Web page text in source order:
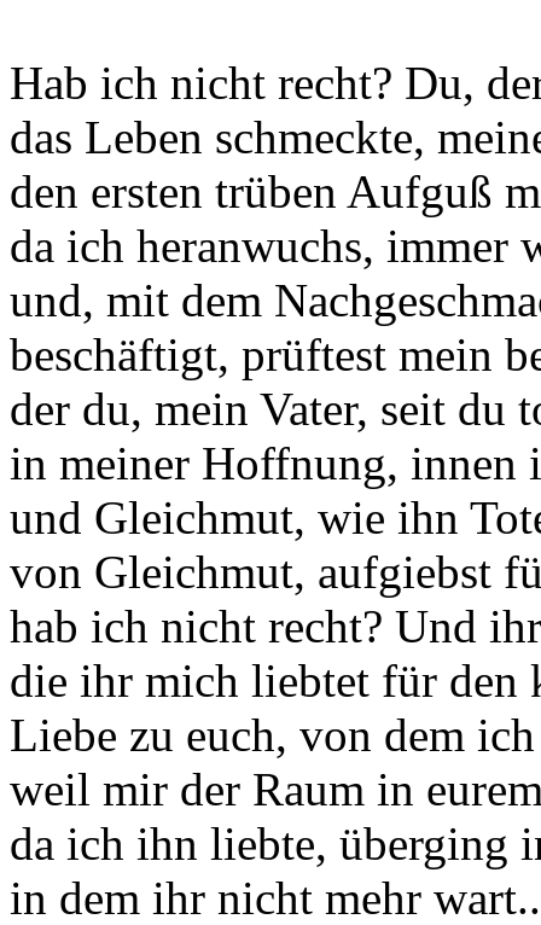
Hab ich nicht recht? Du,
das Leben schmeckte,
den ersten trüben Aufguß
da ich heranwuchs, immer
und, mit dem
beschäftigt, prüftest mein
der du, mein Vater, seit du
in meiner Hoffnung, innen
und Gleichmut, wie ihn
von Gleichmut, aufgiebst
hab ich nicht recht? Und
die ihr mich liebtet für den
Liebe zu euch, von dem
weil mir der Raum in
da ich ihn liebte, überging
in dem ihr nicht mehr